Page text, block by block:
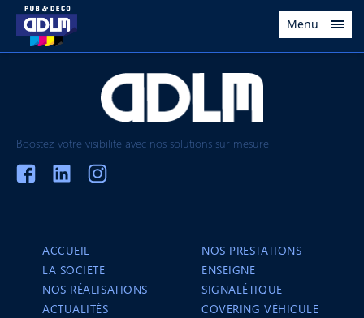
Menu
Boostez votre visibilité avec nos solutions sur mesure
ACCUEIL
LA SOCIETE
NOS RÉALISATIONS
ACTUALITÉS
NOS PRESTATIONS
ENSEIGNE
SIGNALÉTIQUE
COVERING VÉHICULE